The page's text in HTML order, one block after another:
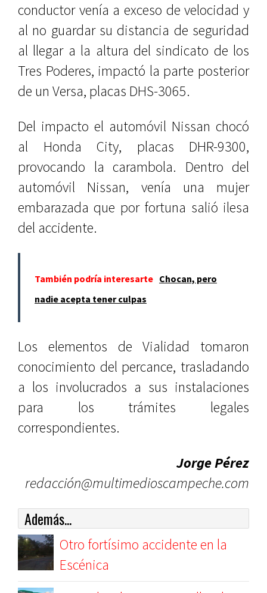
conductor venía a exceso de velocidad y
al no guardar su distancia de seguridad
al llegar a la altura del sindicato de los
Tres Poderes, impactó la parte posterior
de un Versa, placas DHS-3065.
Del impacto el automóvil Nissan chocó
al Honda City, placas DHR-9300,
provocando la carambola. Dentro del
automóvil Nissan, venía una mujer
embarazada que por fortuna salió ilesa
del accidente.
También podría interesarte Chocan, pero
nadie acepta tener culpas
Los elementos de Vialidad tomaron
conocimiento del percance, trasladando
a los involucrados a sus instalaciones
para los trámites legales
correspondientes.
Jorge Pérez
redacción@multimedioscampeche.com
Además...
Otro fortísimo accidente en la
Escénica